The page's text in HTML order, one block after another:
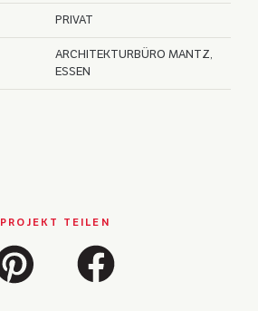
PRIVAT
ARCHITEKTURBÜRO MANTZ,
ESSEN
PROJEKT TEILEN